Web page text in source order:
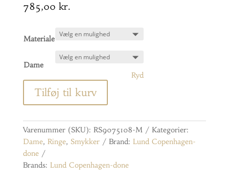
785,00 kr.
Materiale
Dame
Ryd
Tilføj til kurv
Varenummer (SKU): RS9075108-M
Kategorier:
Dame, Ringe, Smykker Brand: Lund Copenhagen-
done
Brands: Lund Copenhagen-done